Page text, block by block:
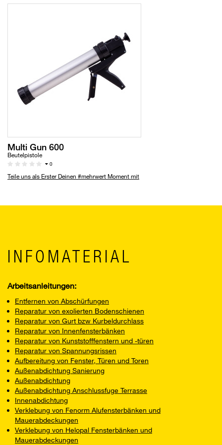
Multi Gun 600
Beutelpistole
0
Teile uns als Erster Deinen #mehrwert Moment mit
INFOMATERIAL
Arbeitsanleitungen:
Entfernen von Abschürfungen
Reparatur von exolierten Bodenschienen
Reparatur von Gurt bzw Kurbeldurchlass
Reparatur von Innenfensterbänken
Reparatur von Kunststofffenstern und -türen
Reparatur von Spannungsrissen
Aufbereitung von Fenster, Türen und Toren
Außenabdichtung Sanierung
Außenabdichtung
Außenabdichtung Anschlussfuge Terrasse
Innenabdichtung
Verklebung von Fenorm Alufensterbänken und
Mauerabdeckungen
Verklebung von Helopal Fensterbänken und
Mauerabdeckungen